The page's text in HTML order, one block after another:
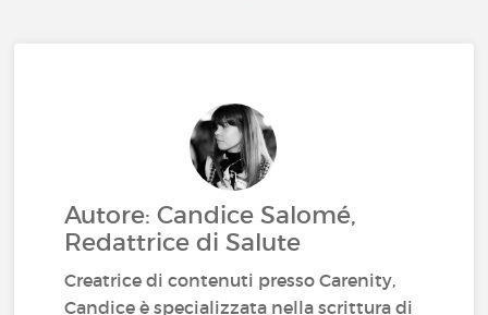
Autore: Candice Salomé,
Redattrice di Salute
Creatrice di contenuti presso Carenity,
Candice è specializzata nella scrittura di